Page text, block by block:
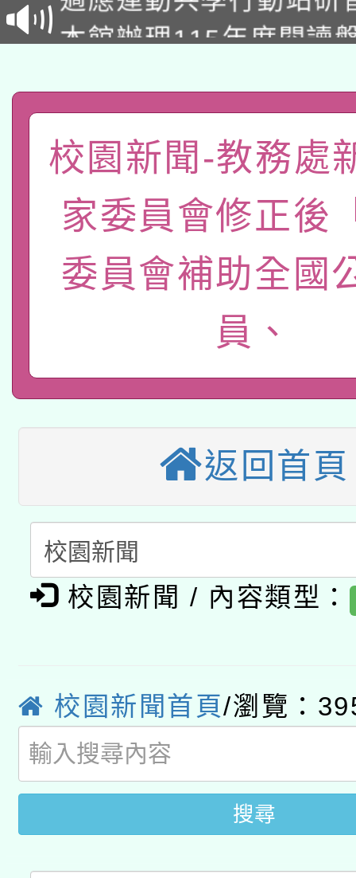
招)
本館辦理115年度閱讀
礎課程
A3數位素養講師名單
「數位內容與教學軟體
pilot」
薪期間赴陸應申請許可
轉知經濟部水利署委託
業技術研究院辦理「
用水績優單位及節水達
115年8月22日(星期六
桃園市孔廟祈福系列
開 智慧啟航」
本校115學年度第2次
招)
適應運動共學行動站研
本館辦理115年度閱讀
暨閱讀推動專業研習
科技賦能─人工智慧
礎課程
A3數位素養講師名單
「數位內容與教學軟體
pilot」
有關大陸委員會函釋公
轉知經濟部水利署委託
用水績優單位及節水達
動」
桃園市孔廟祈福系列
開 智慧啟航」
2026年桃園地景藝術
校園新聞-教務處
家委員會修正後
委員會補助全國
員、
返回首頁
校園新聞 / 內容類型：
校園新聞首頁/瀏覽：
搜尋